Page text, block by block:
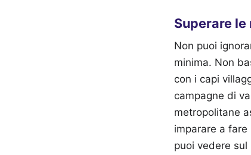
Superare
Non puoi
minima. Non
con i capi
campagne di
metropolitane
imparare a
puoi vedere sul